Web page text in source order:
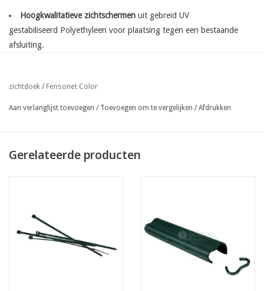
Hoogkwalitatieve zichtschermen uit gebreid UV
gestabiliseerd Polyethyleen voor plaatsing tegen een bestaande
afsluiting.
eenvoudige bevestiging met nietjes, gripclips, tempora clips of
gespen
boomschors
mokkagrijs
op aanvraag: kastanjebruin
zichtdoek / Fensonet Color
Aan verlanglijst toevoegen / Toevoegen om te vergelijken /Afdrukken
Gerelateerde producten